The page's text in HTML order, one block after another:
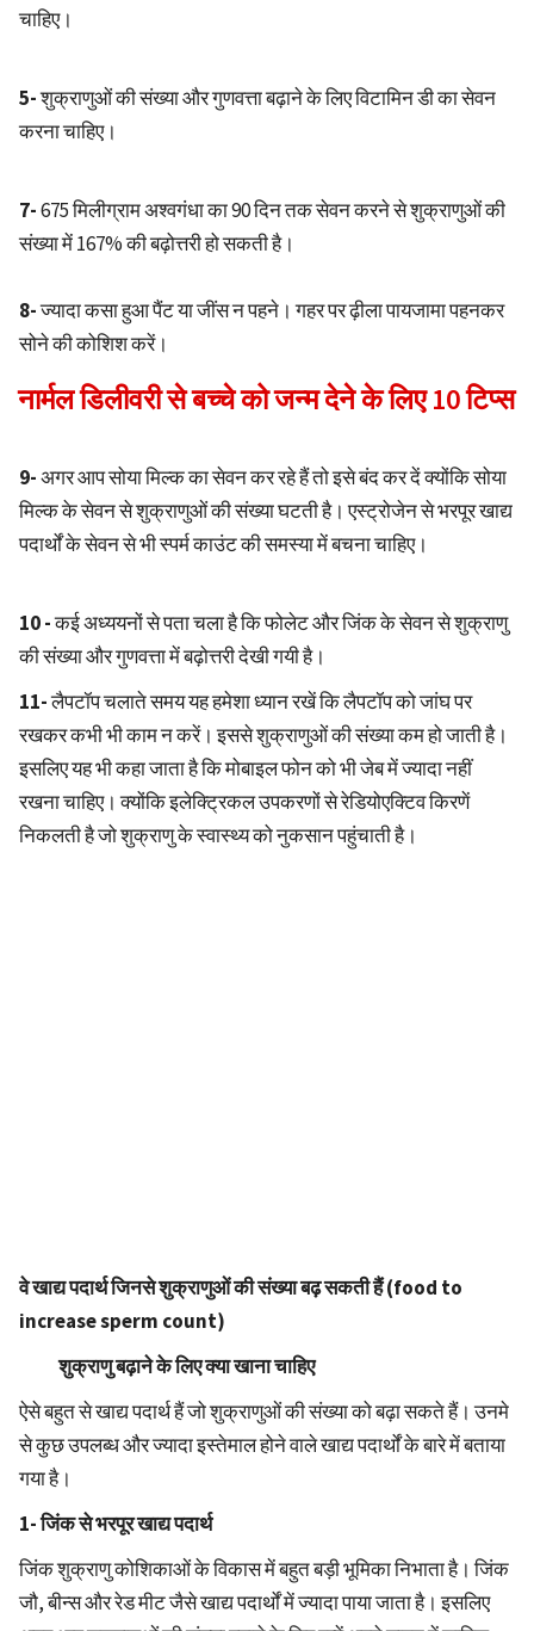
चाहिए।
5-शुक्राणुओं की संख्या और गुणवत्ता बढ़ाने के लिए विटामिन डी का सेवन
करना चाहिए।
7-675 मिलीग्राम अश्वगंधा का 90 दिन तक सेवन करने से शुक्राणुओं की
संख्या में 167% की बढ़ोत्तरी हो सकती है।
8-ज्यादा कसा हुआ पैंट या जींस न पहने। गहर पर ढ़ीला पायजामा पहनकर
सोने की कोशिश करें।
नार्मल डिलीवरी से बच्चे को जन्म देने के लिए 10 टिप्स
9-अगर आप सोया मिल्क का सेवन कर रहे हैं तो इसे बंद कर दें क्योंकि सोया
मिल्क के सेवन से शुक्राणुओं की संख्या घटती है। एस्ट्रोजेन से भरपूर खाद्य
पदार्थों के सेवन से भी स्पर्म काउंट की समस्या में बचना चाहिए।
10 -कई अध्ययनों से पता चला है कि फोलेट और जिंक के सेवन से शुक्राणु
की संख्या और गुणवत्ता में बढ़ोत्तरी देखी गयी है।
11-लैपटॉप चलाते समय यह हमेशा ध्यान रखें कि लैपटॉप को जांघ पर
रखकर कभी भी काम न करें। इससे शुक्राणुओं की संख्या कम हो जाती है।
इसलिए यह भी कहा जाता है कि मोबाइल फोन को भी जेब में ज्यादा नहीं
रखना चाहिए। क्योंकि इलेक्ट्रिकल उपकरणों से रेडियोएक्टिव किरणें
निकलती है जो शुक्राणु के स्वास्थ्य को नुकसान पहुंचाती है।
वे खाद्य पदार्थ जिनसे शुक्राणुओं की संख्या बढ़ सकती हैं (food to
increase sperm count)
शुक्राणु बढ़ाने के लिए क्या खाना चाहिए
ऐसे बहुत से खाद्य पदार्थ हैं जो शुक्राणुओं की संख्या को बढ़ा सकते हैं। उनमे
से कुछ उपलब्ध और ज्यादा इस्तेमाल होने वाले खाद्य पदार्थों के बारे में बताया
गया है।
1- जिंक से भरपूर खाद्य पदार्थ
जिंक शुक्राणु कोशिकाओं के विकास में बहुत बड़ी भूमिका निभाता है। जिंक
जौ, बीन्स और रेड मीट जैसे खाद्य पदार्थों में ज्यादा पाया जाता है। इसलिए